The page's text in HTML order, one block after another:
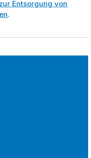
Entsorgung von
.